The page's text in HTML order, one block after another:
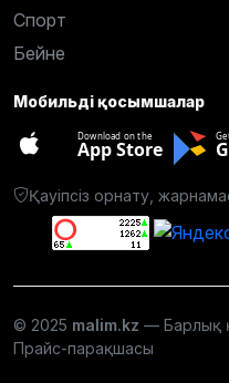
Спорт
Бейне
Мобильді қосымшалар
Download on the
App Store
Қауіпсіз орнату,
© 2025 malim.kz — Барлық
Прайс-парақшасы